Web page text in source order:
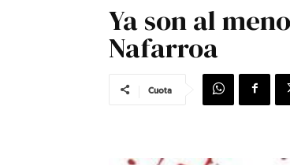
Ya son al
Nafarroa
Cuota